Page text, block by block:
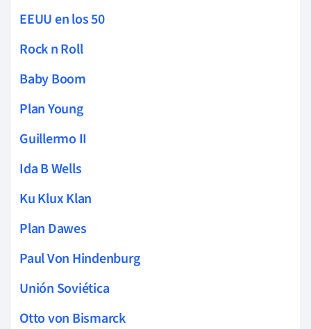
EEUU en los 50
Rock n Roll
Baby Boom
Plan Young
Guillermo II
Ida B Wells
Ku Klux Klan
Plan Dawes
Paul Von Hindenburg
Unión Soviética
Otto von Bismarck